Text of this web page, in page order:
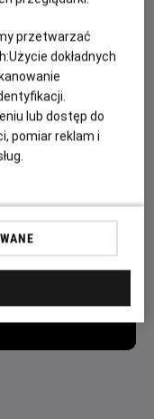
від суперсили до
Однак, коли
небезпека,
звичайна дитина
надією на
przetwarzać
Użycie dokładnych
lub dostęp do
pomiar reklam i